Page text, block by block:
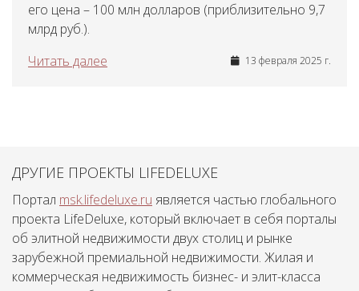
его цена – 100 млн долларов (приблизительно 9,7
млрд руб.).
Читать далее
13 февраля 2025 г.
ДРУГИЕ ПРОЕКТЫ LIFEDELUXE
Портал msk.lifedeluxe.ru является частью глобального
проекта LifeDeluxe, который включает в себя порталы
об элитной недвижимости двух столиц и рынке
зарубежной премиальной недвижимости. Жилая и
коммерческая недвижимость бизнес- и элит-класса